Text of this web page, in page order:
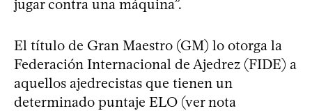
jugar contra una máquina”.
El título de Gran Maestro (GM) lo otorga la
Federación Internacional de Ajedrez (FIDE) a
aquellos ajedrecistas que tienen un
determinado puntaje ELO (ver nota